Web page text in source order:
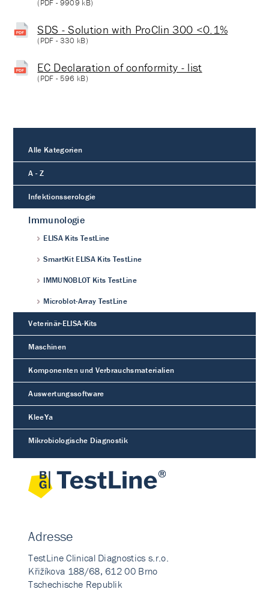
( PDF - 9909 kB)
SDS - Solution with ProClin 300 <0.1%
(PDF - 330 kB)
EC Declaration of conformity - list
(PDF - 596 kB)
Alle Kategorien
A - Z
Infektionsserologie
Immunologie
ELISA Kits TestLine
SmartKit ELISA Kits TestLine
IMMUNOBLOT Kits TestLine
Microblot-Array TestLine
Veterinär-ELISA-Kits
Maschinen
Komponenten und Verbrauchsmaterialien
Auswertungssoftware
KleeYa
Mikrobiologische Diagnostik
Adresse
TestLine Clinical Diagnostics s.r.o.
Křižíkova 188/68, 612 00 Brno
Tschechische Republik